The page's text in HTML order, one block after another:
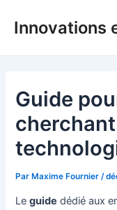
Innovations
Guide
ParMaxime Fournier /
Leguide dédié aux